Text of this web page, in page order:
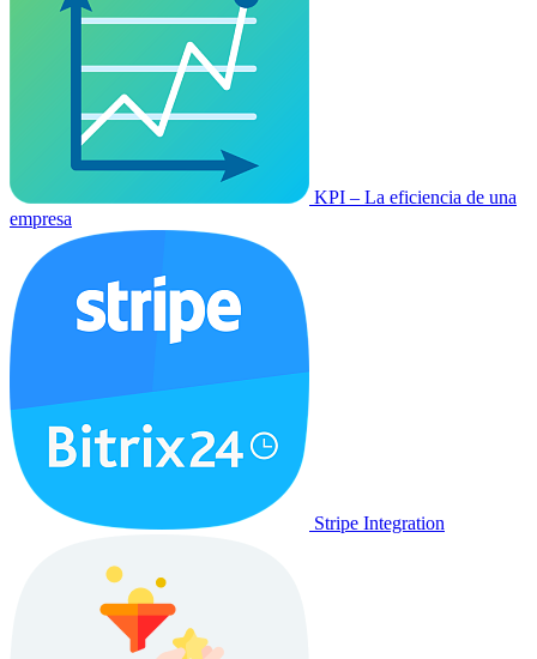
KPI – La eficiencia de una
empresa
Stripe Integration